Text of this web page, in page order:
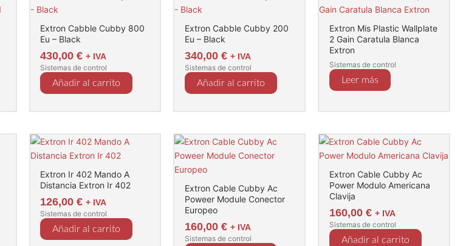
Extron Cabble Cubby 800
Eu – Black
430,00€ + IVA
Sistemas de control
Añadir al carrito
Extron Cabble Cubby 200
Eu – Black
340,00€ + IVA
Sistemas de control
Añadir al carrito
Extron Mis Plastic Wallplate
2 Gain Caratula Blanca
Extron
Sistemas de control
Leer más
Extron Ir 402 Mando A
Distancia Extron Ir 402
126,00€ + IVA
Sistemas de control
Añadir al carrito
Extron Cable Cubby Ac
Poweer Module Conector
Europeo
160,00€ + IVA
Sistemas de control
Extron Cable Cubby Ac
Power Modulo Americana
Clavija
160,00 € + IVA
Sistemas de control
Añadir al carrito